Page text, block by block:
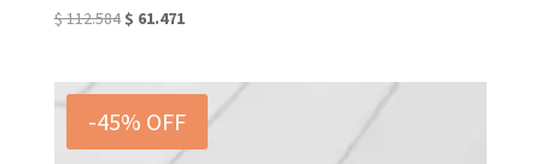
$112.584 El
era:
$ 112.584.
$ 61.471El
es:
$ 61.471.
-45% OFF